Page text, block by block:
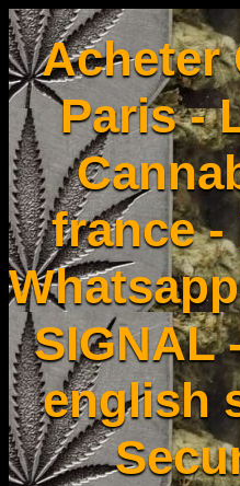
Acheter
Paris -
france
SIGNAL
english